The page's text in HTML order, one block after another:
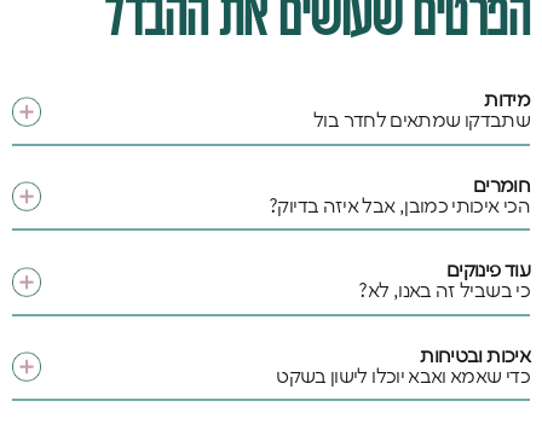
הפרטים שעושים את ההבדל
מידות
שתבדקו שמתאים לחדר בול
חומרים
הכי איכותי כמובן, אבל איזה בדיוק?
עוד פינוקים
כי בשביל זה באנו, לא?
איכות ובטיחות
כדי שאמא ואבא יוכלו לישון בשקט